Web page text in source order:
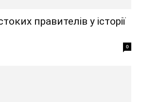
правителів у історії
0